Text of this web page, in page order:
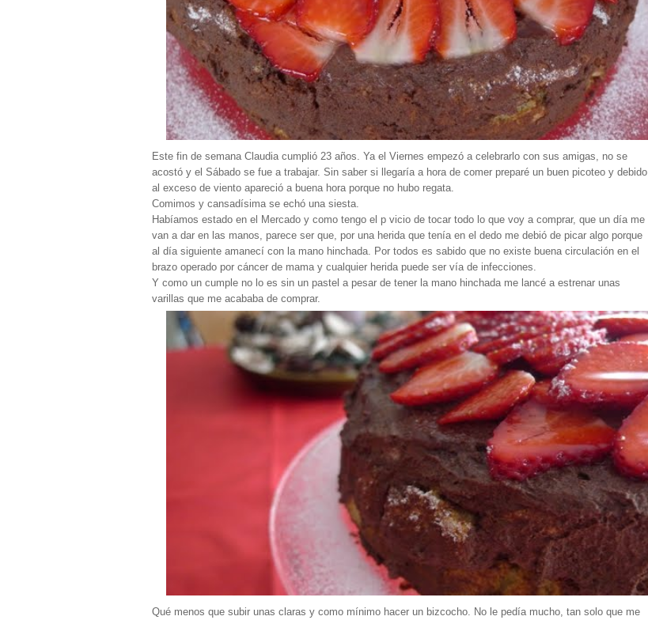
Este fin de semana Claudia cumplió 23 años. Ya el Viernes empezó a celebrarlo con sus amigas, no se
acostó y el Sábado se fue a trabajar. Sin saber si llegaría a hora de comer preparé un buen picoteo y debido
al exceso de viento apareció a buena hora porque no hubo regata.
Comimos y cansadísima se echó una siesta.
Habíamos estado en el Mercado y como tengo el p vicio de tocar todo lo que voy a comprar, que un día me
van a dar en las manos, parece ser que, por una herida que tenía en el dedo me debió de picar algo porque
al día siguiente amanecí con la mano hinchada. Por todos es sabido que no existe buena circulación en el
brazo operado por cáncer de mama y cualquier herida puede ser vía de infecciones.
Y como un cumple no lo es sin un pastel a pesar de tener la mano hinchada me lancé a estrenar unas
varillas que me acababa de comprar.
Qué menos que subir unas claras y como mínimo hacer un bizcocho. No le pedía mucho, tan solo que me